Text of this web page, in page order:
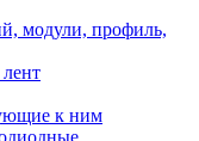
модули, профиль,
к ним